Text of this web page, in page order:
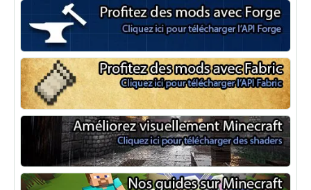
Minecraft Forge
Fabric Minecraft
Shaders Minecraft